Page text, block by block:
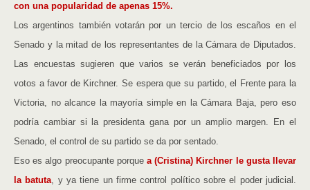
con una popularidad de apenas 15%.
Los argentinos también votarán por un tercio de los escaños en el
Senado y la mitad de los representantes de la Cámara de Diputados.
Las encuestas sugieren que varios se verán beneficiados por los
votos a favor de Kirchner. Se espera que su partido, el Frente para la
Victoria, no alcance la mayoría simple en la Cámara Baja, pero eso
podría cambiar si la presidenta gana por un amplio margen. En el
Senado, el control de su partido se da por sentado.
Eso es algo preocupante porque a (Cristina) Kirchner le gusta llevar
la batuta, y ya tiene un firme control político sobre el poder judicial.